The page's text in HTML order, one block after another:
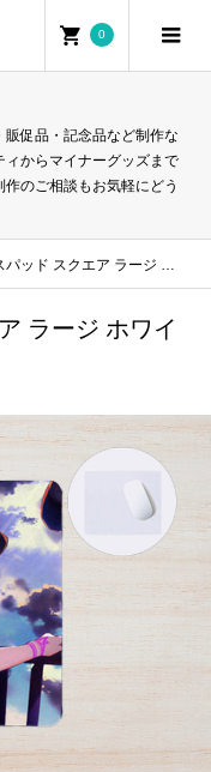
0
促品・記念品など制作な
ィからマイナーグッズまで
のご相談もお気軽にどう
ア ラージ ホワイト【全面フルカラー印刷】
ラージ ホワイ